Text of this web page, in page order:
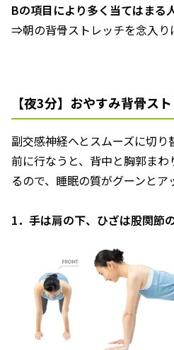
Bの項目により多く当てはまる
⇒朝の背骨ストレッチを念入り
【夜3分】おやすみ背骨ス
副交感神経へとスムーズに切
前に行なうと、背中と胸郭ま
るので、睡眠の質がグーンとア
1．手は肩の下、ひざは股関節